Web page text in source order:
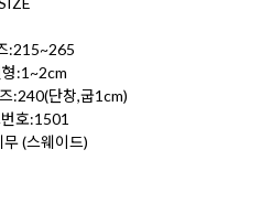
:215~265
:1~2cm
:240(단창,굽1cm)
호:1501
(스웨이드)